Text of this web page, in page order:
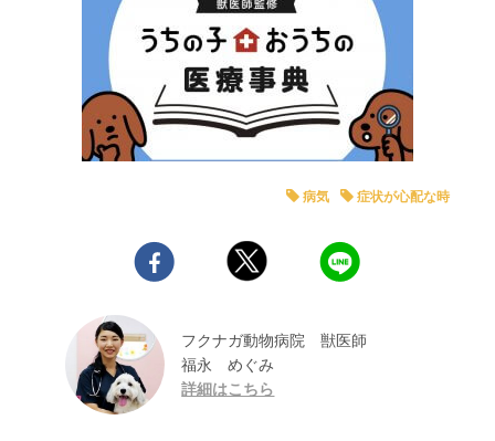
病気 症状が心配な時
フクナガ動物病院 獣医師
福永 めぐみ
詳細はこちら